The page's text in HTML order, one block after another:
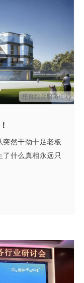
然干劲十足老板
什么真相永远只